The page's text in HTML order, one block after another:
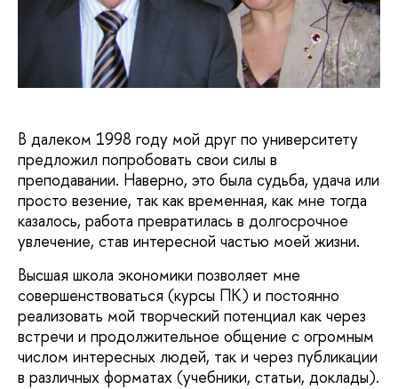
В далеком 1998 году мой друг по университету
предложил попробовать свои силы в
преподавании. Наверно, это была судьба, удача или
просто везение, так как временная, как мне тогда
казалось, работа превратилась в долгосрочное
увлечение, став интересной частью моей жизни.
Высшая школа экономики позволяет мне
совершенствоваться (курсы ПК) и постоянно
реализовать мой творческий потенциал как через
встречи и продолжительное общение с огромным
числом интересных людей, так и через публикации
в различных форматах (учебники, статьи, доклады).